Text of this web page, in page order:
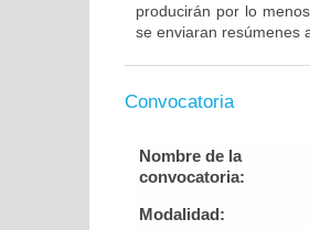
producirán por lo
se enviaran resúmenes
Convocatoria
Nombre de la
convocatoria:
Modalidad: